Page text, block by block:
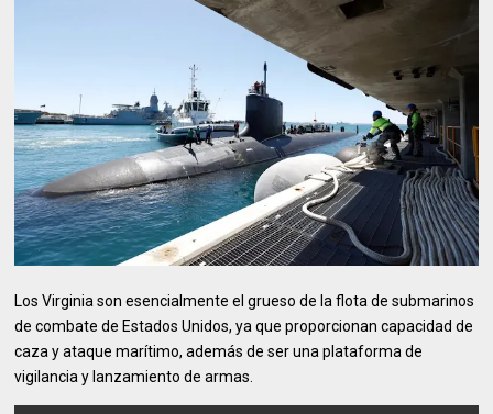
Los Virginia son esencialmente el grueso de la flota de submarinos
de combate de Estados Unidos, ya que proporcionan capacidad de
caza y ataque marítimo, además de ser una plataforma de
vigilancia y lanzamiento de armas.